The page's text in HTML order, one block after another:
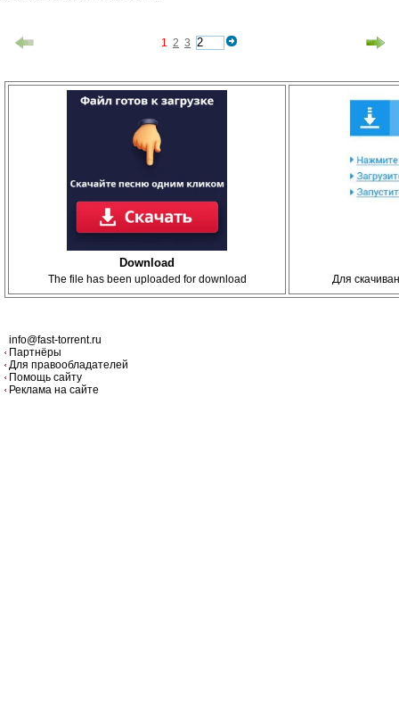
1 2 3
Download
The file has been uploaded for download Для
info@fast-torrent.ru
Партнёры
Для правообладателей
Помощь сайту
Реклама на сайте